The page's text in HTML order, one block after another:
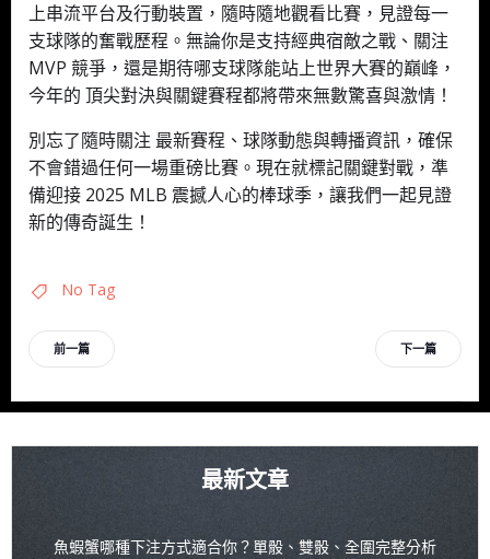
上串流平台及行動裝置，隨時隨地觀看比賽，見證每一
支球隊的奮戰歷程。無論你是支持經典宿敵之戰、關注
MVP 競爭，還是期待哪支球隊能站上世界大賽的巔峰，
今年的 頂尖對決與關鍵賽程都將帶來無數驚喜與激情！
別忘了隨時關注 最新賽程、球隊動態與轉播資訊，確保
不會錯過任何一場重磅比賽。現在就標記關鍵對戰，準
備迎接 2025 MLB 震撼人心的棒球季，讓我們一起見證
新的傳奇誕生！
No Tag
文
章
導
覽
前一篇
章
導
覽
下一篇
最新文章
魚蝦蟹哪種下注方式適合你？單骰、雙骰、全圍完整分析